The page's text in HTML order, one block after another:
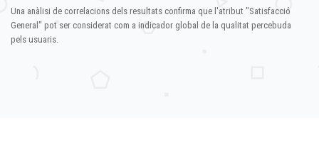
Una anàlisi de correlacions dels resultats confirma que l'atribut "Satisfacció
General" pot ser considerat com a indicador global de la qualitat percebuda
pels usuaris.